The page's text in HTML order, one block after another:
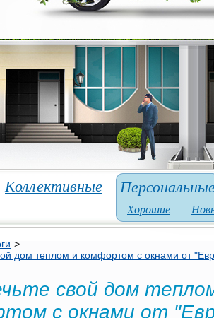
Коллективные
Хорошие
>
дом теплом и комфортом с окнами от
свой дом
с окнами от